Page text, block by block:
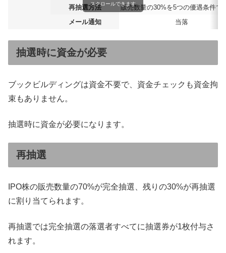
再抽選方法
販売数量の30%を5つの優遇条件で
メール通知
当落
スクロールできます
抽選時に資金が必要
ブックビルディングは資金不要で、資金チェックも資金拘
束もありません。
抽選時に資金が必要になります。
再抽選
IPO株の販売数量の70%が完全抽選、残りの30%が再抽選
に割り当てられます。
再抽選では完全抽選の落選者すべてに抽選券が1枚付与さ
れます。